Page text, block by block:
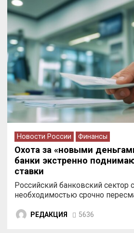
Новости России Финансы
Охота за «новыми
банки экстренно
ставки
Российский банковский сектор
необходимостью срочно
РЕДАКЦИЯ 5636